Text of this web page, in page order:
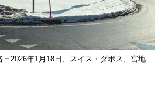
2026年1月18日、スイス・ダボス、宮地